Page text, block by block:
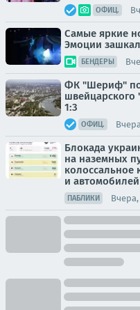
ОФИЦ.
Самые яркие
Эмоции
БЕНДЕРЫ
ФК "Шериф"
швейцарского
1:3
ОФИЦ.
Блокада
на наземных
колоссальное
и автомобилей
ПАБЛИКИ Вчера,